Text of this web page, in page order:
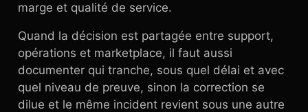
marge et qualité de service.
Quand la décision est partagée entre support,
opérations et marketplace, il faut aussi
documenter qui tranche, sous quel délai et avec
quel niveau de preuve, sinon la correction se
dilue et le même incident revient sous une autre